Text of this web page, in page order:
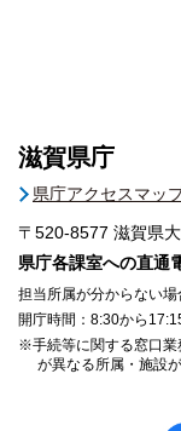
滋賀県庁
県庁アクセスマッ
〒520-8577 滋賀県
県庁各課室への直通
担当所属が分からない
開庁時間：8:30から
※手続等に関する窓口業
が異なる所属・施設